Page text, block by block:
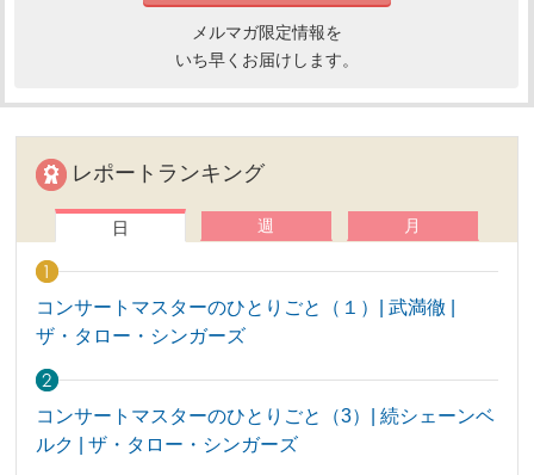
メルマガ限定情報を
いち早くお届けします。
レポートランキング
日 週 月
コンサートマスターのひとりごと（１）| 武満徹 |
ザ・タロー・シンガーズ
コンサートマスターのひとりごと（3）| 続シェーンベ
ルク | ザ・タロー・シンガーズ